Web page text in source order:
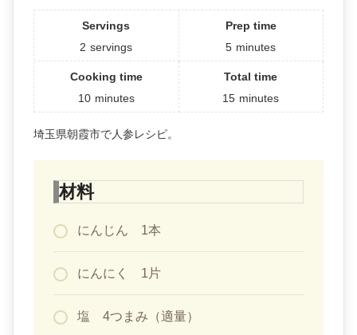
Servings
2 servings
Prep time
5 minutes
Cooking time
10 minutes
Total time
15 minutes
埼玉県朝霞市で人参レシピ。
材料
にんじん 1本
にんにく 1片
塩 4つまみ（適量）